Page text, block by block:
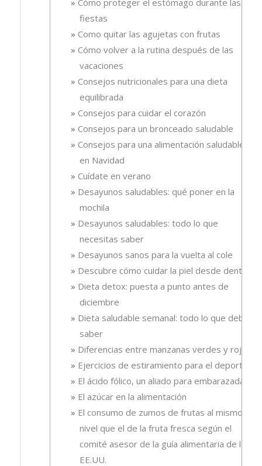
fiestas
Como quitar las agujetas con frutas
Cómo volver a la rutina después de las
vacaciones
Consejos nutricionales para una dieta
equilibrada
Consejos para cuidar el corazón
Consejos para un bronceado saludable
Consejos para una alimentación saludable
en Navidad
Cuídate en verano
Desayunos saludables: qué poner en la
mochila
Desayunos saludables: todo lo que
necesitas saber
Desayunos sanos para la vuelta al cole
Descubre cómo cuidar la piel desde dentro
Dieta detox: puesta a punto antes de
diciembre
Dieta saludable semanal: todo lo que debes
saber
Diferencias entre manzanas verdes y rojas
Ejercicios de estiramiento para el deporte
El ácido fólico, un aliado para embarazadas.
El azúcar en la alimentación
El consumo de zumos de frutas al mismo
nivel que el de la fruta fresca según el
comité asesor de la guía alimentaria de los
EE.UU.